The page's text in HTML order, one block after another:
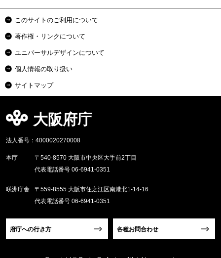
このサイトのご利用について
著作権・リンクについて
ユニバーサルデザインについて
個人情報の取り扱い
サイトマップ
大阪府庁
法人番号：4000020270008
本庁
〒540-8570 大阪市中央区大手前2丁目
代表電話番号 06-6941-0351
咲洲庁舎
〒559-8555 大阪市住之江区南港北1-14-16
代表電話番号 06-6941-0351
府庁への行き方 各種お問合わせ